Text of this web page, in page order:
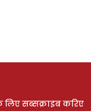
लिए सब्सक्राइब करिए